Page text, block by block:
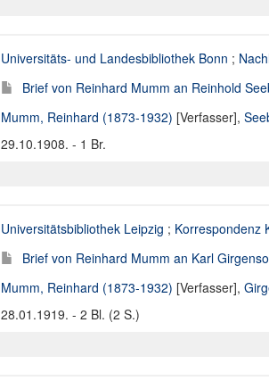
Universitäts- und Landesbibliothek Bonn ;
Brief von Reinhard Mumm an Reinhold
Mumm, Reinhard (1873-1932) [Verfasser],
29.10.1908. - 1 Br.
Universitätsbibliothek Leipzig ; Korrespondenz
Brief von Reinhard Mumm an Karl
Mumm, Reinhard (1873-1932) [Verfasser],
28.01.1919. - 2 Bl. (2 S.)